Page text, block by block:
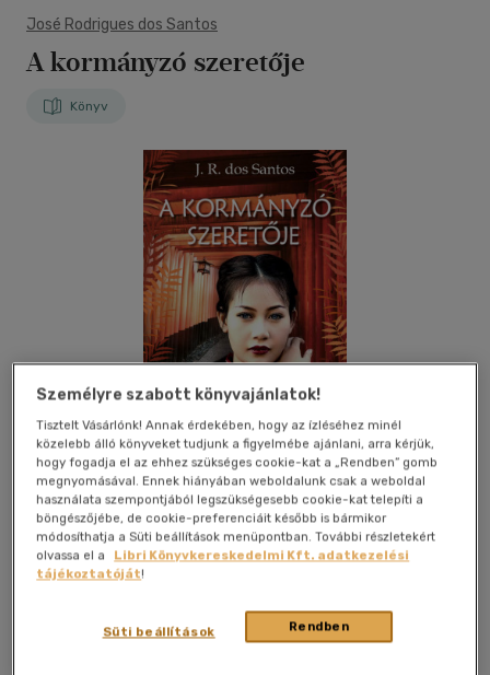
José Rodrigues dos Santos
A kormányzó szeretője
Könyv
Kívánságlistához adom
magyar nyelvű|keménytábla,
|576 oldal
Személyre szabott könyvajánlatok!
Tisztelt Vásárlónk! Annak érdekében, hogy az ízléséhez minél
közelebb álló könyveket tudjunk a figyelmébe ajánlani, arra kérjük,
hogy fogadja el az ehhez szükséges cookie-kat a „Rendben” gomb
megnyomásával. Ennek hiányában weboldalunk csak a weboldal
használata szempontjából legszükségesebb cookie-kat telepíti a
böngészőjébe, de cookie-preferenciáit később is bármikor
módosíthatja a Süti beállítások menüpontban. További részletekért
olvassa el a
Libri Könyvkereskedelmi Kft. adatkezelési
tájékoztatóját!
Rendben
Süti beállítások